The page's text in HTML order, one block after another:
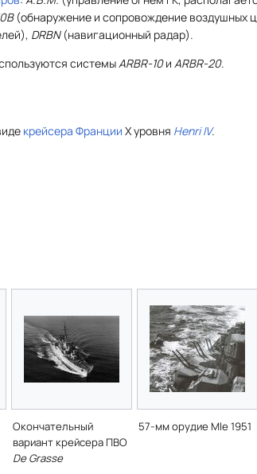
(обнаружение и сопровождение воздушных
DRBN(навигационный радар).
системыARBR-10и ARBR-20.
крейсера Франции X уровня Henri IV.
Окончательный
вариант крейсера ПВО
De Grasse
57-мм орудие Mle 1951